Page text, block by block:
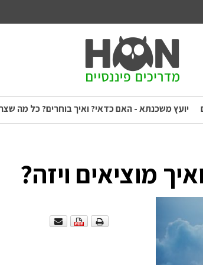
יועץ משכנתא - האם כדאי? ואיך בוחרים? כל מה
מוציאים ויזה?